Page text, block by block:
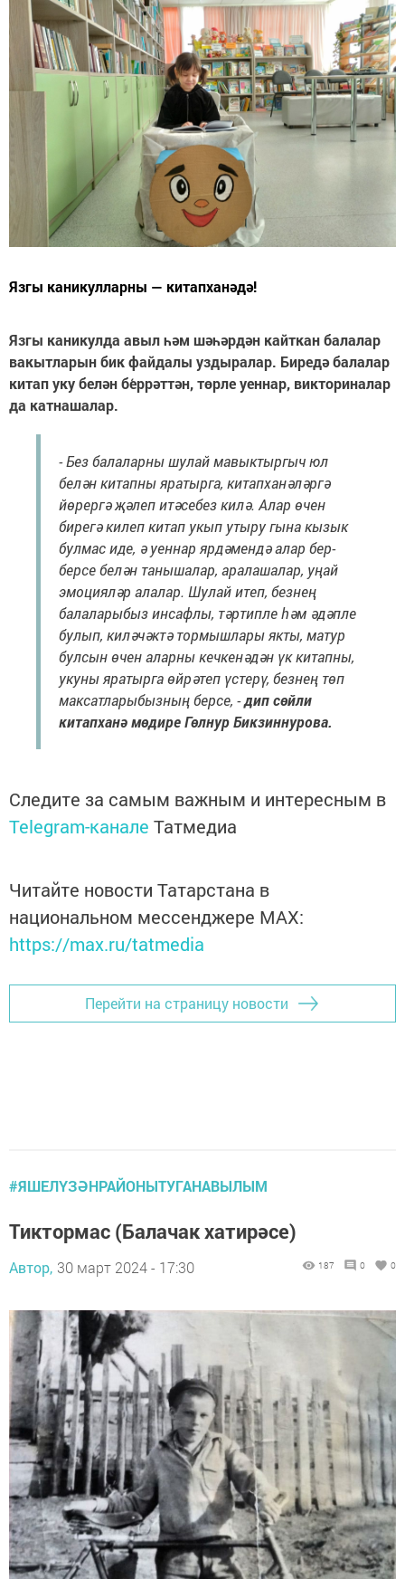
Язгы каникулларны — китапханәдә!
Язгы каникулда авыл һәм шәһәрдән кайткан балалар
вакытларын бик файдалы уздыралар. Биредә балалар
китап уку белән бе́ррәттән, төрле уеннар, викториналар
да катнашалар.
- Без балаларны шулай мавыктыргыч юл
белән китапны яратырга, китапханәләргә
йөрергә җәлеп итәсебез килә. Алар өчен
бирегә килеп китап укып утыру гына кызык
булмас иде, ә уеннар ярдәмендә алар бер-
берсе белән танышалар, аралашалар, уңай
эмоцияләр алалар. Шулай итеп, безнең
балаларыбыз инсафлы, тәртипле һәм әдәпле
булып, киләчәктә тормышлары якты, матур
булсын өчен аларны кечкенәдән үк китапны,
укуны яратырга өйрәтеп үстерү, безнең төп
максатларыбызның берсе, -дип сөйли
китапханә мөдире Гөлнур Бикзиннурова.
Следите за самым важным и интересным в
Telegram-канале Татмедиа
Читайте новости Татарстана в
национальном мессенджере MАХ:
https://max.ru/tatmedia
Перейти на страницу новости
#ЯШЕЛҮЗӘНРАЙОНЫТУГАНАВЫЛЫМ
Тиктормас (Балачак хатирәсе)
Автор, 30 март 2024 - 17:30 187 0 0